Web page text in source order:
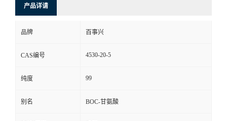
产品详请
品牌 百事兴
CAS编号 4530-20-5
纯度 99
别名 BOC-甘氨酸